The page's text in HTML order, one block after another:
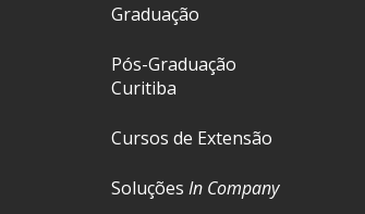
Graduação
Pós-Graduação
Curitiba
Cursos de Extensão
Soluções In Company